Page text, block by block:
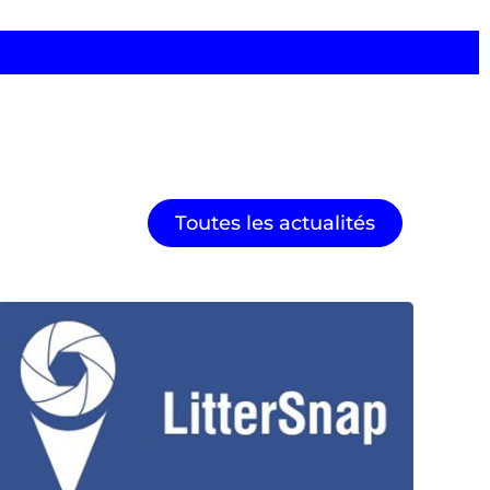
Toutes les actualités